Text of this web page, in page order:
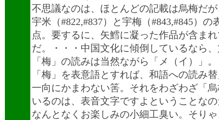
不思議なのは、ほとんどの記載は烏梅だ
宇米（#822,#837）と宇梅（#843,#845）の
点。要するに、矢鱈に凝った作品が含ま
だ。・・・中国文化に傾倒しているなら
「梅」の読みは当然ながら「メ（イ）」
「梅」を表意語とすれば、和語への読み
一向にかまわない筈。それをわざわざ「
いるのは、表音文字ですよということな
なんとなくお楽しみの小細工臭い。そり